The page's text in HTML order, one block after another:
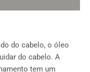
do cabelo, o óleo
do cabelo. A
tem um